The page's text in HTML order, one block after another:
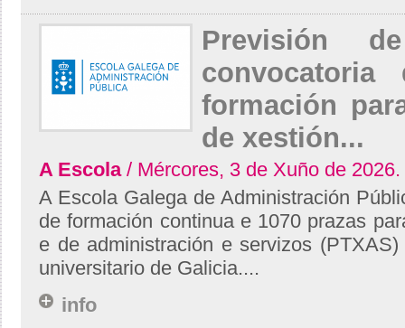
Previsión
formación
de xestión...
A Escola/ Mércores, 3 de Xuño de 2026.
A Escola Galega de Administración
de formación continua e 1070 prazas
e de administración e servizos
universitario de Galicia....
info